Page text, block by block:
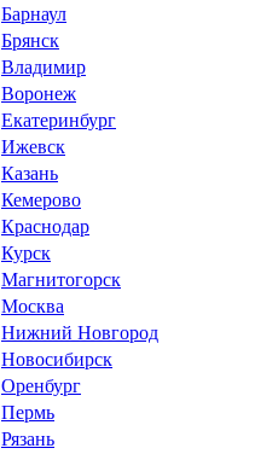
Барнаул
Брянск
Владимир
Воронеж
Екатеринбург
Ижевск
Казань
Кемерово
Краснодар
Курск
Магнитогорск
Москва
Нижний Новгород
Новосибирск
Оренбург
Пермь
Рязань